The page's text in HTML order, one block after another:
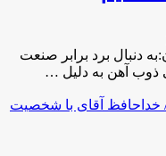
دنبال برد برابر صنعت
آهن به دلیل …